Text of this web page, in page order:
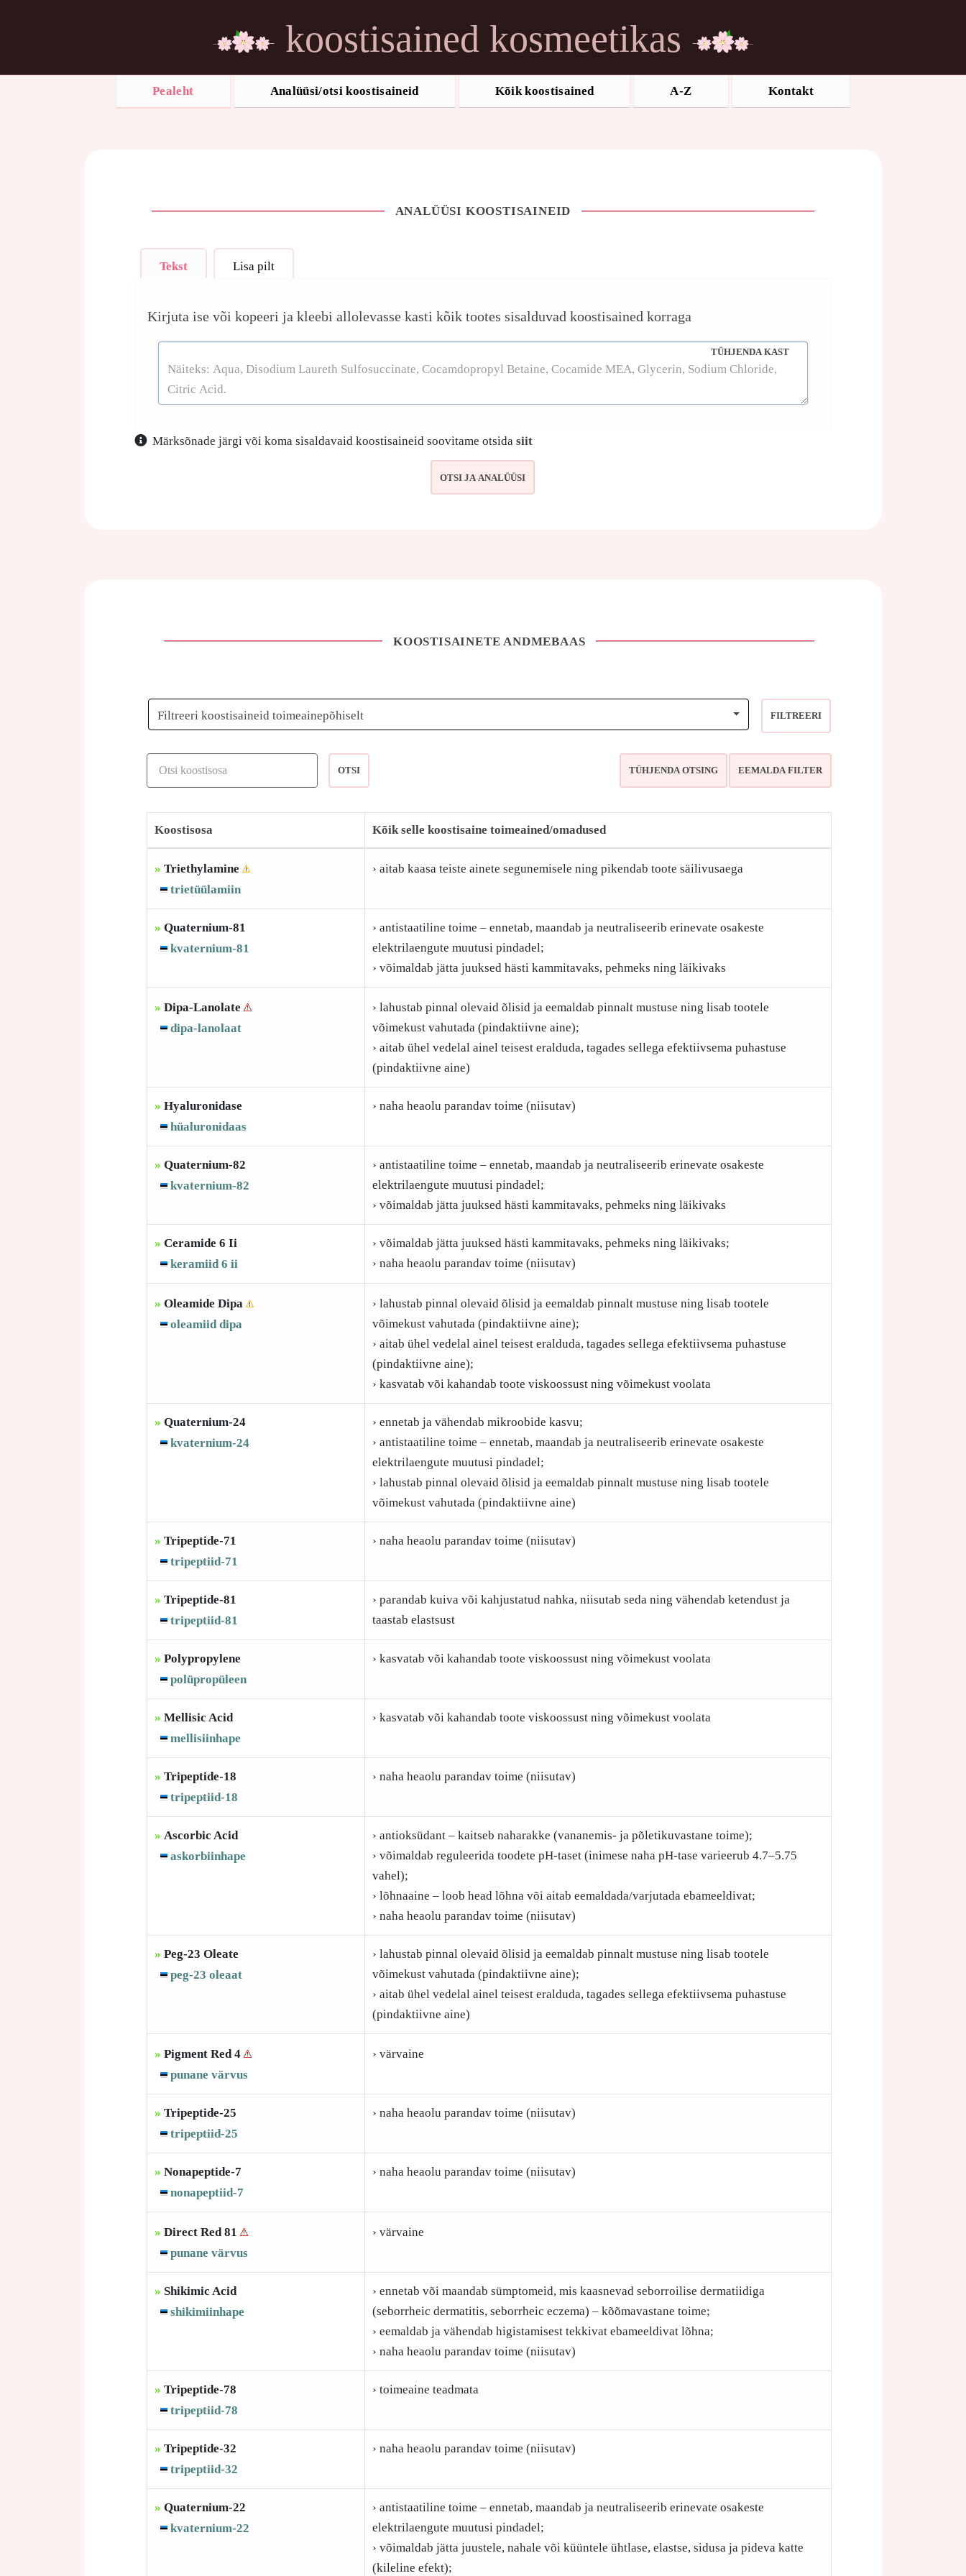
koostisained kosmeetikas
Pealeht Analüüsi/otsi koostisaineid Kõik koostisained A-Z Kontakt
ANALÜÜSI KOOSTISAINEID
Tekst Lisa pilt
Kirjuta ise või kopeeri ja kleebi allolevasse kasti kõik tootes sisalduvad koostisained korraga
TÜHJENDA KAST
Märksõnade järgi või koma sisaldavaid koostisaineid soovitame otsida siit
KOOSTISAINETE ANDMEBAAS
Filtreeri koostisaineid toimeainepõhiselt FILTREERI
OTSI
Koostisosa Kõik selle koostisaine toimeained/omadused
» Triethylamine
trietüülamiin
› aitab kaasa teiste ainete segunemisele ning pikendab toote säilivusaega
» Quaternium-81
kvaternium-81
› antistaatiline toime – ennetab, maandab ja neutraliseerib erinevate osakeste
elektrilaengute muutusi pindadel;
› võimaldab jätta juuksed hästi kammitavaks, pehmeks ning läikivaks
» Dipa-Lanolate
dipa-lanolaat
› lahustab pinnal olevaid õlisid ja eemaldab pinnalt mustuse ning lisab tootele
võimekust vahutada (pindaktiivne aine);
› aitab ühel vedelal ainel teisest eralduda, tagades sellega efektiivsema puhastuse
(pindaktiivne aine)
» Hyaluronidase
hüaluronidaas
› naha heaolu parandav toime (niisutav)
» Quaternium-82
kvaternium-82
› antistaatiline toime – ennetab, maandab ja neutraliseerib erinevate osakeste
elektrilaengute muutusi pindadel;
› võimaldab jätta juuksed hästi kammitavaks, pehmeks ning läikivaks
» Ceramide 6 Ii
keramiid 6 ii
› võimaldab jätta juuksed hästi kammitavaks, pehmeks ning läikivaks;
› naha heaolu parandav toime (niisutav)
» Oleamide Dipa
oleamiid dipa
› lahustab pinnal olevaid õlisid ja eemaldab pinnalt mustuse ning lisab tootele
võimekust vahutada (pindaktiivne aine);
› aitab ühel vedelal ainel teisest eralduda, tagades sellega efektiivsema puhastuse
(pindaktiivne aine);
› kasvatab või kahandab toote viskoossust ning võimekust voolata
» Quaternium-24
kvaternium-24
› ennetab ja vähendab mikroobide kasvu;
› antistaatiline toime – ennetab, maandab ja neutraliseerib erinevate osakeste
elektrilaengute muutusi pindadel;
› lahustab pinnal olevaid õlisid ja eemaldab pinnalt mustuse ning lisab tootele
võimekust vahutada (pindaktiivne aine)
» Tripeptide-71
tripeptiid-71
› naha heaolu parandav toime (niisutav)
» Tripeptide-81
tripeptiid-81
› parandab kuiva või kahjustatud nahka, niisutab seda ning vähendab ketendust ja
taastab elastsust
» Polypropylene
polüpropüleen
› kasvatab või kahandab toote viskoossust ning võimekust voolata
» Mellisic Acid
mellisiinhape
› kasvatab või kahandab toote viskoossust ning võimekust voolata
» Tripeptide-18
tripeptiid-18
› naha heaolu parandav toime (niisutav)
» Ascorbic Acid
askorbiinhape
› antioksüdant – kaitseb naharakke (vananemis- ja põletikuvastane toime);
› võimaldab reguleerida toodete pH-taset (inimese naha pH-tase varieerub 4.7–5.75
vahel);
› lõhnaaine – loob head lõhna või aitab eemaldada/varjutada ebameeldivat;
› naha heaolu parandav toime (niisutav)
» Peg-23 Oleate
peg-23 oleaat
› lahustab pinnal olevaid õlisid ja eemaldab pinnalt mustuse ning lisab tootele
võimekust vahutada (pindaktiivne aine);
› aitab ühel vedelal ainel teisest eralduda, tagades sellega efektiivsema puhastuse
(pindaktiivne aine)
» Pigment Red 4
punane värvus
› värvaine
» Tripeptide-25
tripeptiid-25
› naha heaolu parandav toime (niisutav)
» Nonapeptide-7
nonapeptiid-7
› naha heaolu parandav toime (niisutav)
» Direct Red 81
punane värvus
› värvaine
» Shikimic Acid
shikimiinhape
› ennetab või maandab sümptomeid, mis kaasnevad seborroilise dermatiidiga
(seborrheic dermatitis, seborrheic eczema) – kõõmavastane toime;
› eemaldab ja vähendab higistamisest tekkivat ebameeldivat lõhna;
› naha heaolu parandav toime (niisutav)
» Tripeptide-78
tripeptiid-78
› toimeaine teadmata
» Tripeptide-32
tripeptiid-32
› naha heaolu parandav toime (niisutav)
» Quaternium-22
kvaternium-22
› antistaatiline toime – ennetab, maandab ja neutraliseerib erinevate osakeste
elektrilaengute muutusi pindadel;
› võimaldab jätta juustele, nahale või küüntele ühtlase, elastse, sidusa ja pideva katte
(kileline efekt);